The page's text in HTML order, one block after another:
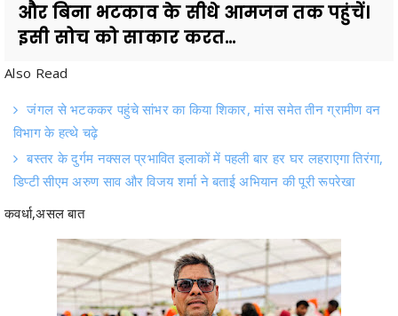
Also Read
विभाग के हत्थे चढ़े
बस्तर के दुर्गम नक्सल प्रभावित इलाकों में पहली बार हर घर लहराएगा तिरंगा,
डिप्टी सीएम अरुण साव और विजय शर्मा ने बताई अभियान की पूरी रूपरेखा
कवर्धा,असल बात